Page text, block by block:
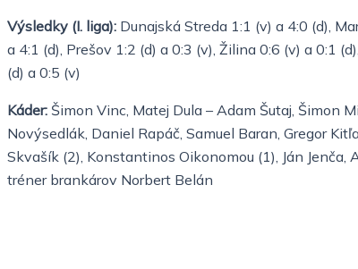
Výsledky (I. liga): Dunajská Streda 1:1 (v) a 4:0 (d),
a 4:1 (d), Prešov 1:2 (d) a 0:3 (v), Žilina 0:6 (v) a 0:1
(d) a 0:5 (v)
Káder: Šimon Vinc, Matej Dula – Adam Šutaj, Šimon
Novýsedlák, Daniel Rapáč, Samuel Baran, Gregor
Skvašík (2), Konstantinos Oikonomou (1), Ján
tréner brankárov Norbert Belán